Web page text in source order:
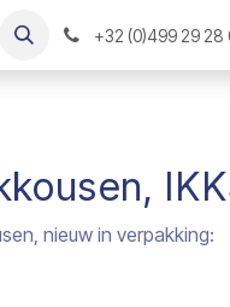
+32 (0)499 29 28
nieuw in verpakking: